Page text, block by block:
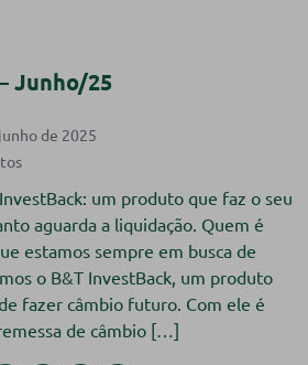
Junho/25
de 2025
um produto que faz o seu
aguarda a liquidação. Quem é
estamos sempre em busca de
o B&T InvestBack, um produto
fazer câmbio futuro. Com ele é
de câmbio […]